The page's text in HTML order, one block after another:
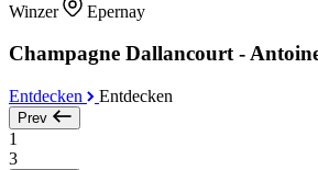
Winzer Epernay
Champagne Dallancourt -
Entdecken Entdecken
Prev
1
3